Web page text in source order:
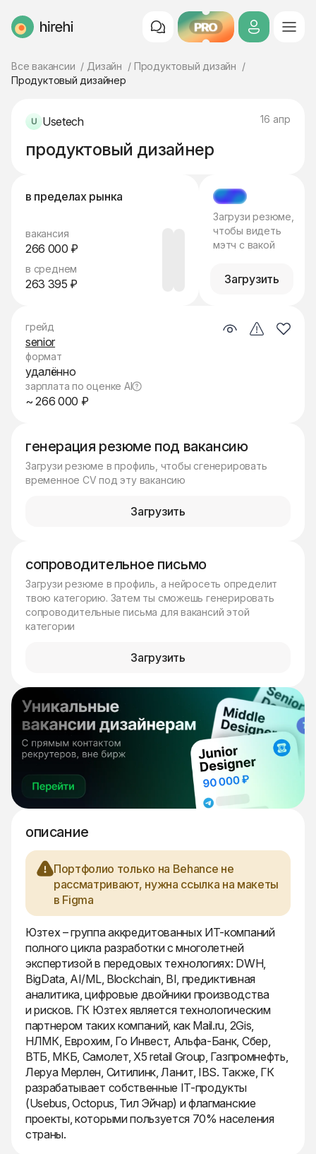
HireHi PRO
Все вакансии Дизайн
Продуктовый дизайн
Продуктовый дизайнер
Usetech 16 апр
продуктовый дизайнер
в пределах рынка
вакансия
266 000 ₽
в среднем
263 395 ₽
МЭТЧ
Загрузи резюме,
чтобы видеть
мэтч с вакой
Загрузить
генерация резюме под вакансию
Загрузи резюме в профиль, чтобы сгенерировать
временное CV под эту вакансию
Загрузить
сопроводительное письмо
Загрузи резюме в профиль, а нейросеть определит
твою категорию. Затем ты сможешь генерировать
сопроводительные письма для вакансий этой
категории
Загрузить
описание
Портфолио только на Behance не
рассматривают, нужна ссылка на макеты
в Figma
Юзтех – группа аккредитованных ИТ-компаний
полного цикла разработки с многолетней
экспертизой в передовых технологиях: DWH,
BigData, AI/ML, Blockchain, BI, предиктивная
аналитика, цифровые двойники производства
и рисков. ГК Юзтех является технологическим
партнером таких компаний, как Mail.ru, 2Gis,
НЛМК, Еврохим, Го Инвест, Альфа-Банк, Сбер,
ВТБ, МКБ, Самолет, Х5 retail Group, Газпромнефть,
Леруа Мерлен, Ситилинк, Ланит, IBS. Также, ГК
разрабатывает собственные IT-продукты
(Usebus, Octopus, Тил Эйчар) и флагманские
проекты, которыми пользуется 70% населения
страны.
грейд
senior
формат
удалённо
зарплата по оценке AI
~ 266 000 ₽